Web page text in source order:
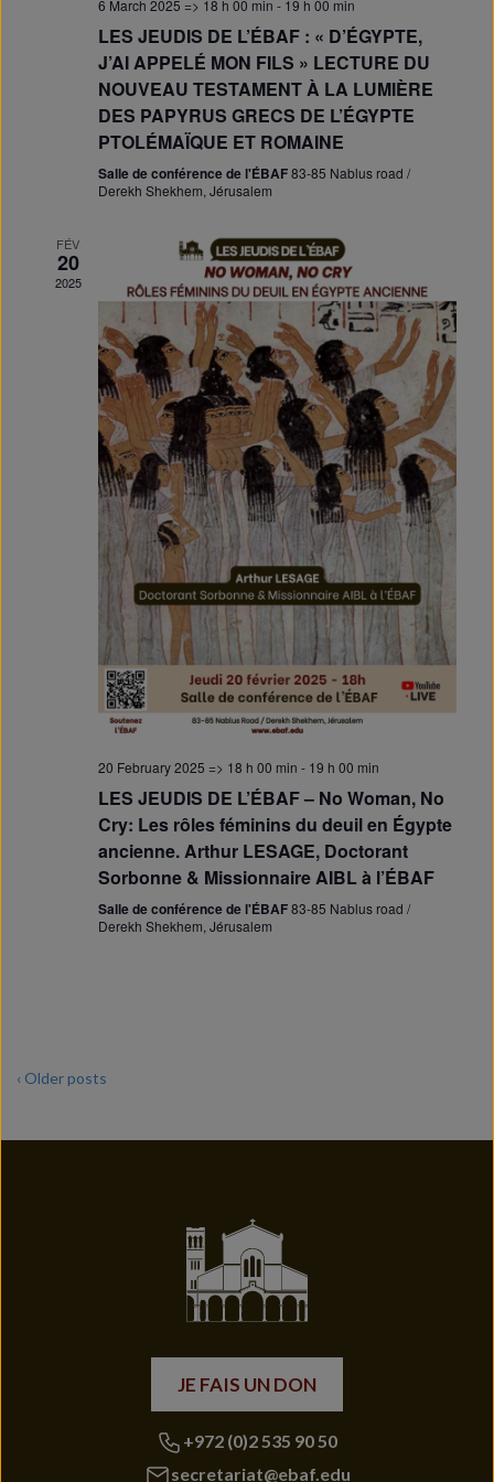
6 March 2025 => 18 h 00 min - 19 h 00 min
LES JEUDIS DE L’ÉBAF : « D’ÉGYPTE,
J’AI APPELÉ MON FILS » LECTURE DU
NOUVEAU TESTAMENT À LA LUMIÈRE
DES PAPYRUS GRECS DE L’ÉGYPTE
PTOLÉMAÏQUE ET ROMAINE
Salle de conférence de l'ÉBAF83-85 Nablus road /
Derekh Shekhem, Jérusalem
FÉV
20
2025
20 February 2025 => 18 h 00 min - 19 h 00 min
LES JEUDIS DE L’ÉBAF – No Woman, No
Cry: Les rôles féminins du deuil en Égypte
ancienne. Arthur LESAGE, Doctorant
Sorbonne & Missionnaire AIBL à l’ÉBAF
Salle de conférence de l'ÉBAF83-85 Nablus road /
Derekh Shekhem, Jérusalem
‹ Older posts
JE FAIS UN DON
+972 (0)2 535 90 50
secretariat@ebaf.edu